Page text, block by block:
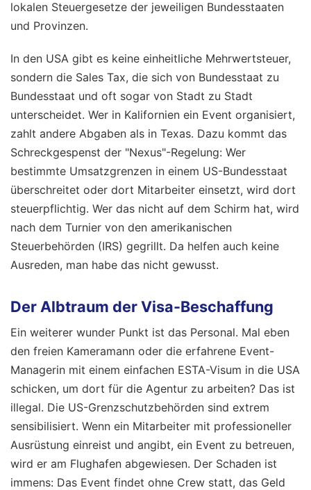
lokalen Steuergesetze der jeweiligen Bundesstaaten
und Provinzen.
In den USA gibt es keine einheitliche Mehrwertsteuer,
sondern die Sales Tax, die sich von Bundesstaat zu
Bundesstaat und oft sogar von Stadt zu Stadt
unterscheidet. Wer in Kalifornien ein Event organisiert,
zahlt andere Abgaben als in Texas. Dazu kommt das
Schreckgespenst der "Nexus"-Regelung: Wer
bestimmte Umsatzgrenzen in einem US-Bundesstaat
überschreitet oder dort Mitarbeiter einsetzt, wird dort
steuerpflichtig. Wer das nicht auf dem Schirm hat, wird
nach dem Turnier von den amerikanischen
Steuerbehörden (IRS) gegrillt. Da helfen auch keine
Ausreden, man habe das nicht gewusst.
Der Albtraum der Visa-Beschaffung
Ein weiterer wunder Punkt ist das Personal. Mal eben
den freien Kameramann oder die erfahrene Event-
Managerin mit einem einfachen ESTA-Visum in die USA
schicken, um dort für die Agentur zu arbeiten? Das ist
illegal. Die US-Grenzschutzbehörden sind extrem
sensibilisiert. Wenn ein Mitarbeiter mit professioneller
Ausrüstung einreist und angibt, ein Event zu betreuen,
wird er am Flughafen abgewiesen. Der Schaden ist
immens: Das Event findet ohne Crew statt, das Geld